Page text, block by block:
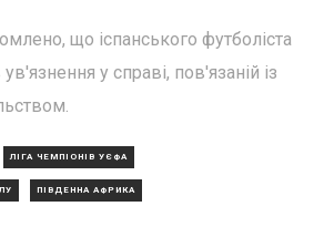
що іспанського футболіста
у справі, пов'язаній із
ЛІГА ЧЕМПІОНІВ УЄФА
ПІВДЕННА АФРИКА